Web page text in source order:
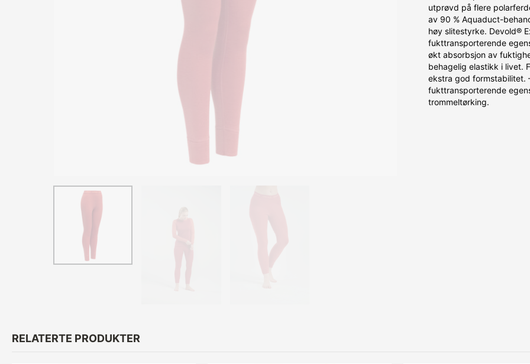
utprøvd på flere
av 90 % Aquaduct-
høy slitestyrke. Devold®
fukttransporterende
økt absorbsjon av
behagelig elastikk i livet.
ekstra god formstabilitet.
fukttransporterende
trommeltørking.
RELATERTE PRODUKTER